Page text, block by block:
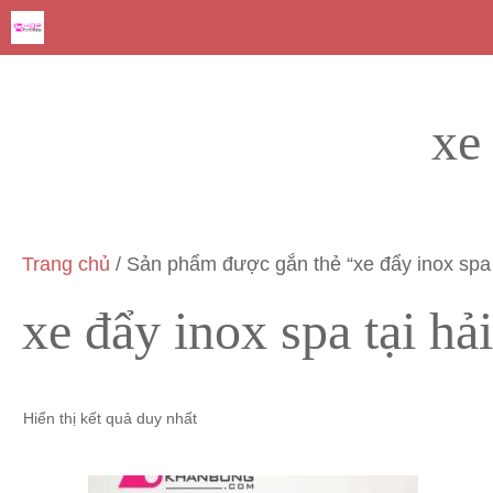
Chuyển
đến
Trang chủ / Sản phẩm được gắn thẻ “xe đẩy inox
xe đẩy inox spa tại
Hiển thị kết quả duy nhất